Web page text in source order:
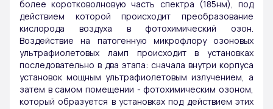
более коротковолновую часть спектра (185нм), под
действием которой происходит преобразование
кислорода воздуха в фотохимический озон.
Воздействие на патогенную микрофлору озоновых
ультрафиолетовых ламп происходит в установках
последовательно в два этапа: сначала внутри корпуса
установок мощным ультрафиолетовым излучением, а
затем в самом помещении - фотохимическим озоном,
который образуется в установках под действием этих